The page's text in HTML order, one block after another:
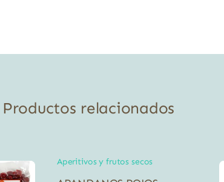
Productos relacionados
Aperitivos y frutos secos